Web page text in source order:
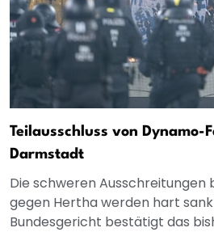
Teilausschluss von Dynamo-
Darmstadt
Die schweren Ausschreitungen
gegen Hertha werden hart
Bundesgericht bestätigt das